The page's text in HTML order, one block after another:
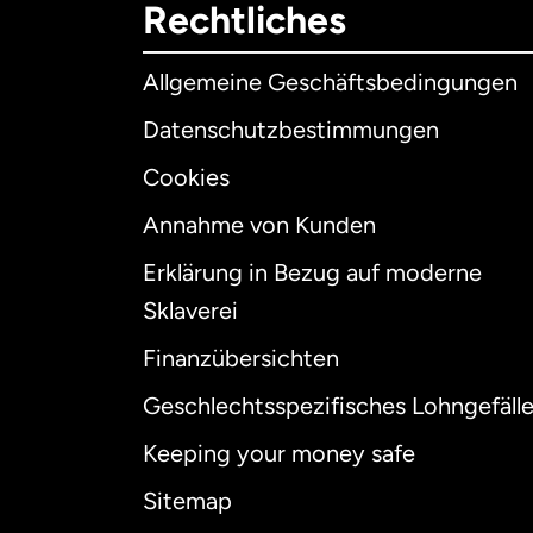
Rechtliches
Allgemeine Geschäftsbedingungen
Datenschutzbestimmungen
Cookies
Annahme von Kunden
Erklärung in Bezug auf moderne
Sklaverei
Finanzübersichten
Geschlechtsspezifisches Lohngefälle
Keeping your money safe
Sitemap